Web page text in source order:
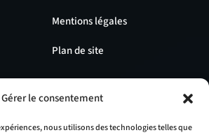
Gérer le consentement
nous utilisons des technologies telles que
Mentions légales
Plan de site
 04 74 46 49 24